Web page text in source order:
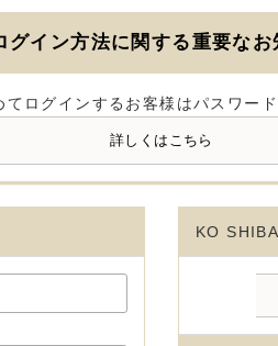
グイン方法に関する重要なお
ログインするお客様はパスワード
詳しくはこちら
KO